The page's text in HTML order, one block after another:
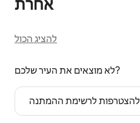
אחרת
להציג הכול
לא מוצאים את העיר שלכם?
להצטרפות לרשימת ההמתנה